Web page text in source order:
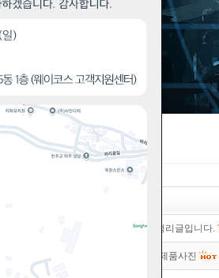
자주묻는질문
고주파 관련 내용 정리글입니다.
AS 불가 VGA 상세제품사진